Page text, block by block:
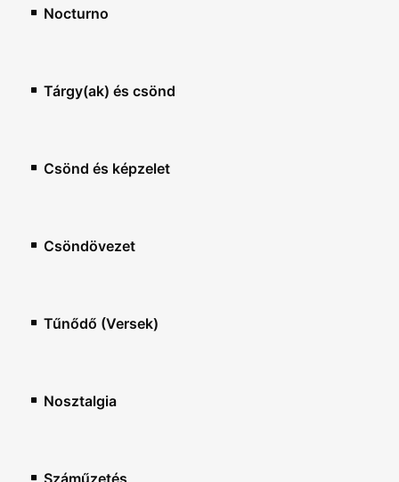
Nocturno
Tárgy(ak) és csönd
Csönd és képzelet
Csöndövezet
Tűnődő (Versek)
Nosztalgia
Száműzetés